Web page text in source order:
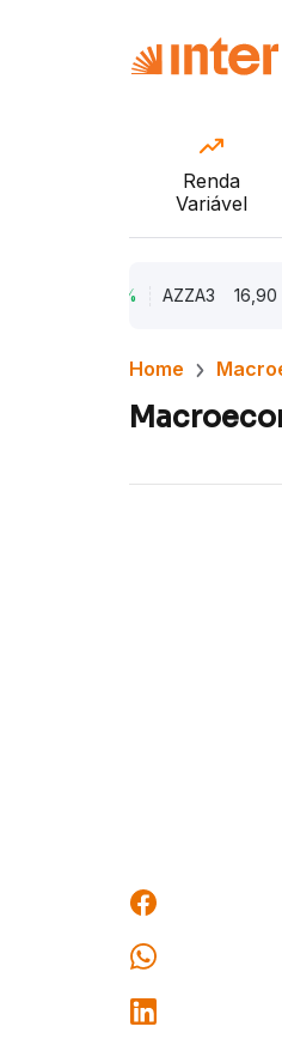
Renda
Variável
AZZA3 16,90
Home